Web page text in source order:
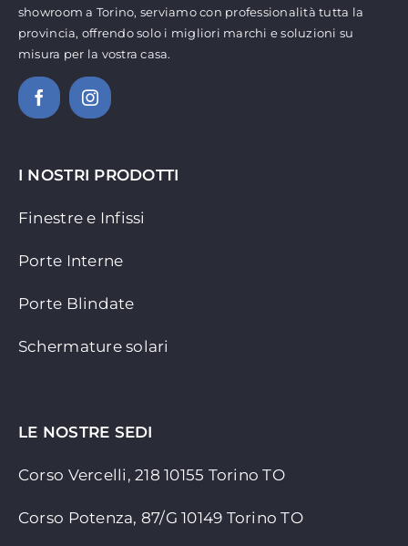
showroom a Torino, serviamo con professionalità tutta la
provincia, offrendo solo i migliori marchi e soluzioni su
misura per la vostra casa.
I NOSTRI PRODOTTI
Finestre e Infissi
Porte Interne
Porte Blindate
Schermature solari
LE NOSTRE SEDI
Corso Vercelli, 218 10155 Torino TO
Corso Potenza, 87/G 10149 Torino TO